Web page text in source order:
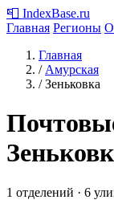
📮 IndexBase.ru
Главная Регионы
Главная
/ Амурская
/ Зеньковка
1 отделений · 6